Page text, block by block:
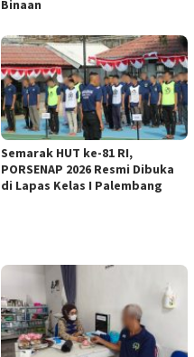
Binaan
Semarak HUT ke-81 RI,
PORSENAP 2026 Resmi Dibuka
di Lapas Kelas I Palembang